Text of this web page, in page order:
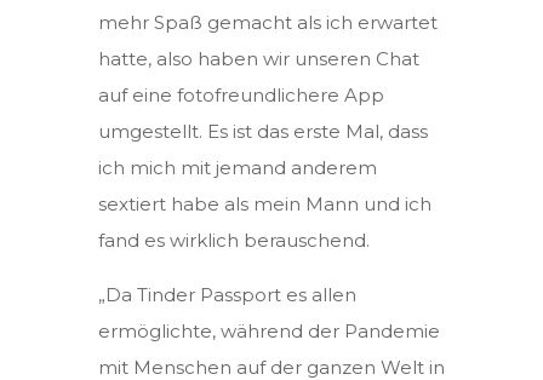
mehr Spaß gemacht als ich erwartet
hatte, also haben wir unseren Chat
auf eine fotofreundlichere App
umgestellt. Es ist das erste Mal, dass
ich mich mit jemand anderem
sextiert habe als mein Mann und ich
fand es wirklich berauschend.
„Da Tinder Passport es allen
ermöglichte, während der Pandemie
mit Menschen auf der ganzen Welt in